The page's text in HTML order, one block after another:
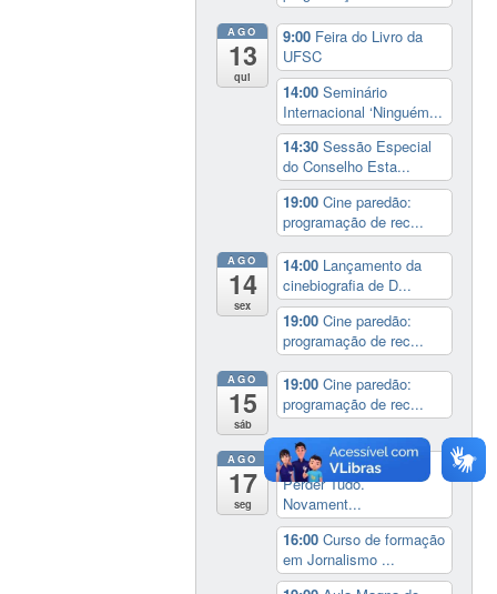
AGO
13
qui
9:00 Feira do Livro da
UFSC
14:00Seminário
Internacional ‘Ninguém...
14:30Sessão Especial
do Conselho Esta...
19:00Cine paredão:
programação de rec...
AGO
14
sex
14:00 Lançamento da
cinebiografia de D...
19:00Cine paredão:
programação de rec...
AGO
15
sáb
19:00Cine paredão:
programação de rec...
AGO
17
seg
dia inteiro
Exposição:
Perder Tudo.
Novament...
16:00Curso de formação
em Jornalismo ...